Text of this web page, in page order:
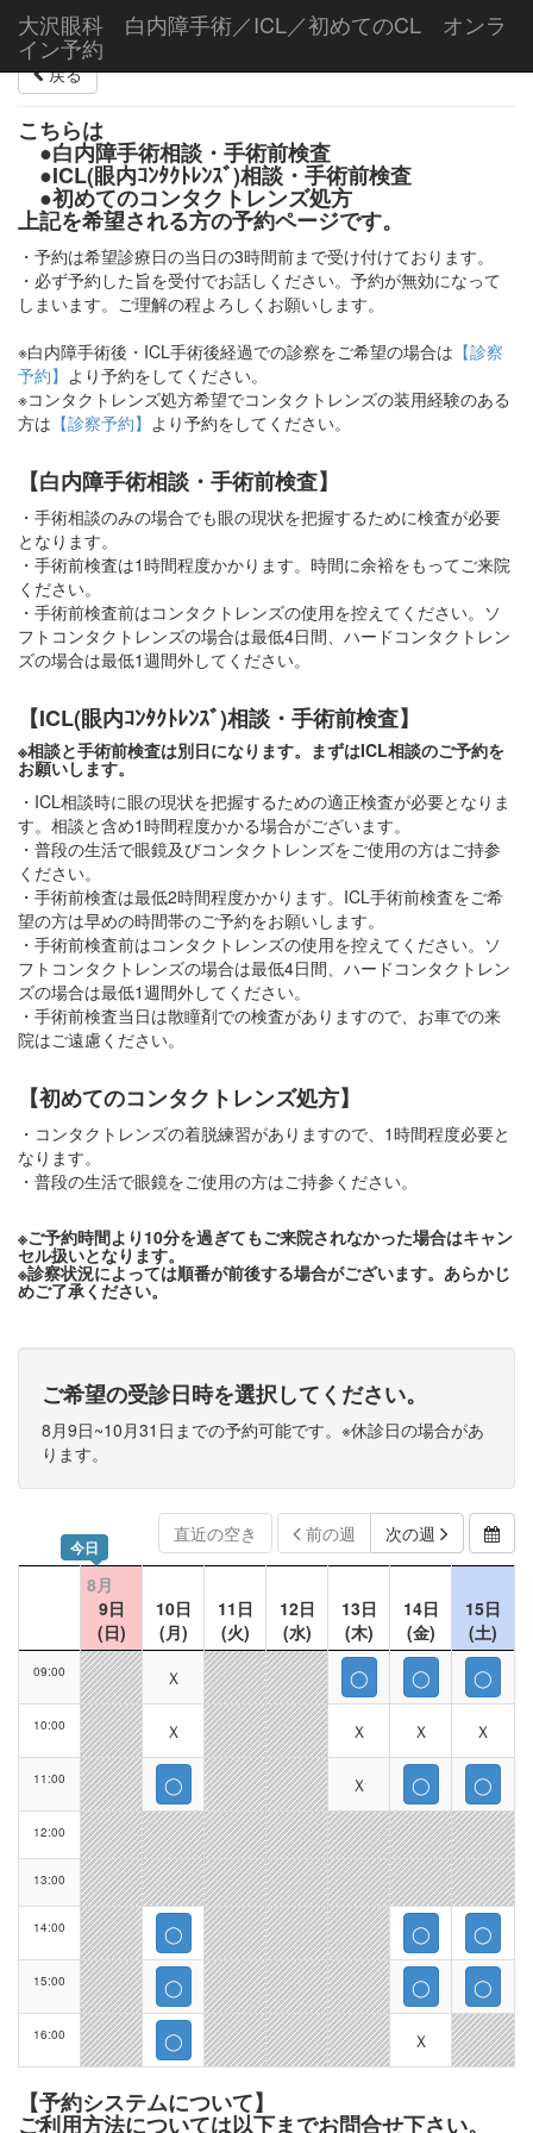
大沢眼科 白内障手術／ICL／初めてのCL オンラ
イン予約
戻る
こちらは
●白内障手術相談・手術前検査
●ICL(眼内ｺﾝﾀｸﾄﾚﾝｽﾞ)相談・手術前検査
●初めてのコンタクトレンズ処方
上記を希望される方の予約ページです。
・予約は希望診療日の当日の3時間前まで受け付けております。
・必ず予約した旨を受付でお話しください。予約が無効になって
しまいます。ご理解の程よろしくお願いします。
※白内障手術後・ICL手術後経過での診察をご希望の場合は 【診察
予約】 より予約をしてください。
※コンタクトレンズ処方希望でコンタクトレンズの装用経験のある
方は 【診察予約】 より予約をしてください。
【白内障手術相談・手術前検査】
・手術相談のみの場合でも眼の現状を把握するために検査が必要
となります。
・手術前検査は1時間程度かかります。時間に余裕をもってご来院
ください。
・手術前検査前はコンタクトレンズの使用を控えてください。ソ
フトコンタクトレンズの場合は最低4日間、ハードコンタクトレン
ズの場合は最低1週間外してください。
【ICL(眼内ｺﾝﾀｸﾄﾚﾝｽﾞ)相談・手術前検査】
※相談と手術前検査は別日になります。まずはICL相談のご予約を
お願いします。
・ICL相談時に眼の現状を把握するための適正検査が必要となりま
す。相談と含め1時間程度かかる場合がございます。
・普段の生活で眼鏡及びコンタクトレンズをご使用の方はご持参
ください。
・手術前検査は最低2時間程度かかります。ICL手術前検査をご希
望の方は早めの時間帯のご予約をお願いします。
・手術前検査前はコンタクトレンズの使用を控えてください。ソ
フトコンタクトレンズの場合は最低4日間、ハードコンタクトレン
ズの場合は最低1週間外してください。
・手術前検査当日は散瞳剤での検査がありますので、お車での来
院はご遠慮ください。
【初めてのコンタクトレンズ処方】
・コンタクトレンズの着脱練習がありますので、1時間程度必要と
なります。
・普段の生活で眼鏡をご使用の方はご持参ください。
※ご予約時間より10分を過ぎてもご来院されなかった場合はキャン
セル扱いとなります。
※診察状況によっては順番が前後する場合がございます。あらかじ
めご了承ください。
ご希望の受診日時を選択してください。
8月9日~10月31日までの予約可能です。※休診日の場合があ
ります。
直近の空き 前の週 次の週
今日
8月
9日
(日)
10日
(月)
11日
(火)
12日
(水)
13日
(木)
14日
(金)
15日
(土)
09:00 Ｘ ◯ ◯ ◯
10:00 Ｘ Ｘ Ｘ Ｘ
11:00 ◯ Ｘ ◯ ◯
12:00
13:00
14:00 ◯ ◯ ◯
15:00 ◯ ◯ ◯
16:00 ◯ Ｘ
【予約システムについて】
ご利用方法については以下までお問合せ下さい。